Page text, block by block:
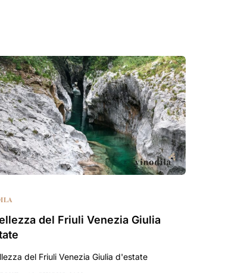
del Friuli Venezia Giulia
del Friuli Venezia Giulia d'estate